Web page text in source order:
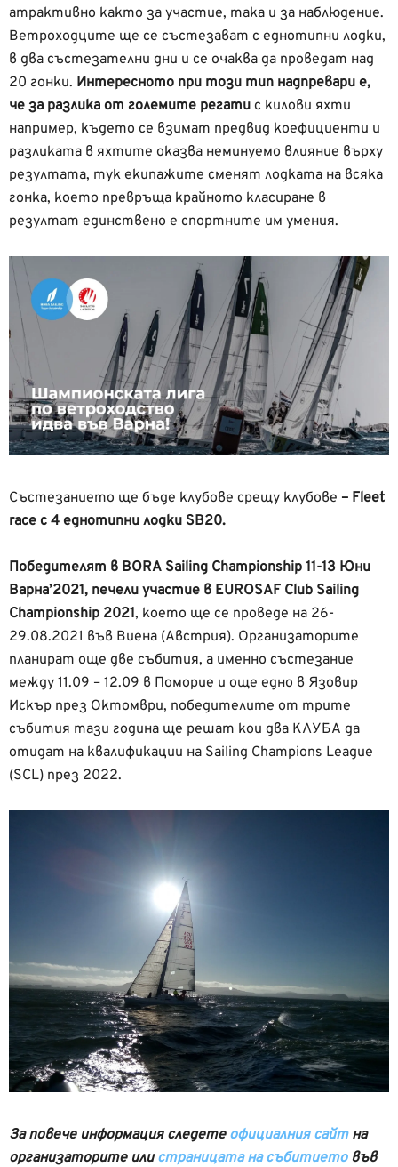
атрактивно както за участие, така и за наблюдение.
Ветроходците ще се състезават с еднотипни лодки,
в два състезателни дни и се очаква да проведат над
20 гонки. Интересното при този тип надпревари е,
че за разлика от големите регати с килови яхти
например, където се взимат предвид коефициенти и
разликата в яхтите оказва неминуемо влияние върху
резултата, тук екипажите сменят лодката на всяка
гонка, което превръща крайното класиране в
резултат единствено е спортните им умения.
Състезанието ще бъде клубове срещу клубове – Fleet
race с 4 еднотипни лодки SB20.
Победителят в BORA Sailing Championship 11-13 Юни
Варна’2021, печели участие в EUROSAF Club Sailing
Championship 2021, което ще се проведе на 26-
29.08.2021 във Виена (Австрия). Организаторите
планират още две събития, а именно състезание
между 11.09 – 12.09 в Поморие и още едно в Язовир
Искър през Октомври, победителите от трите
събития тази година ще решат кои два КЛУБА да
отидат на квалификации на Sailing Champions League
(SCL) през 2022.
За повече информация следете официалния сайт на
организаторите илистраницата на събитиетовъв